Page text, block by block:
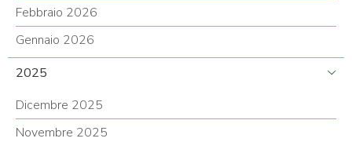
Febbraio 2026
Gennaio 2026
2025
Dicembre 2025
Novembre 2025